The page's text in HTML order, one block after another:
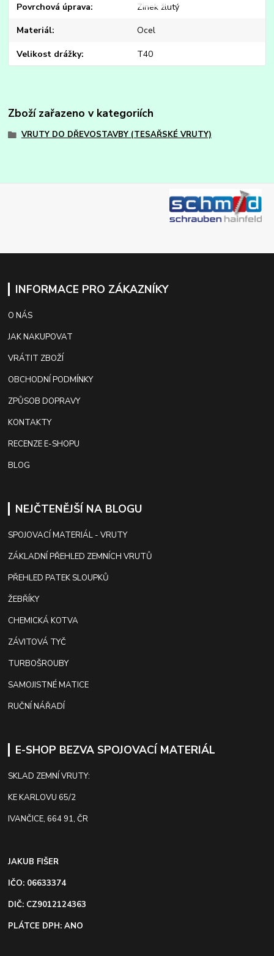
Povrchová úprava Zinek žlutý
Materiál Ocel
Velikost drážky T40
Zboží zařazeno v kategoriích
VRUTY DO DŘEVOSTAVBY (TESAŘSKÉ VRUTY)
INFORMACE PRO ZÁKAZNÍKY
O NÁS
JAK NAKUPOVAT
VRÁTIT ZBOŽÍ
OBCHODNÍ PODMÍNKY
ZPŮSOB DOPRAVY
KONTAKTY
RECENZE E-SHOPU
BLOG
NEJČTENĚJŠÍ NA BLOGU
SPOJOVACÍ MATERIÁL - VRUTY
ZÁKLADNÍ PŘEHLED ZEMNÍCH VRUTŮ
PŘEHLED PATEK SLOUPKŮ
ŽEBŘÍKY
CHEMICKÁ KOTVA
ZÁVITOVÁ TYČ
TURBOŠROUBY
SAMOJISTNÉ MATICE
RUČNÍ NÁŘADÍ
E-SHOP BEZVA SPOJOVACÍ MATERIÁL
SKLAD ZEMNÍ VRUTY:
KE KARLOVU 65/2
IVANČICE, 664 91, ČR
JAKUB FIŠER
IČO: 06633374
DIČ: CZ9012124363
PLÁTCE DPH: ANO